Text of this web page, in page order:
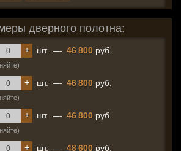
дверного полотна:
+ шт. — 46 800 руб.
+ шт. — 46 800 руб.
+ шт. — 46 800 руб.
+ шт. — 48 600 руб.